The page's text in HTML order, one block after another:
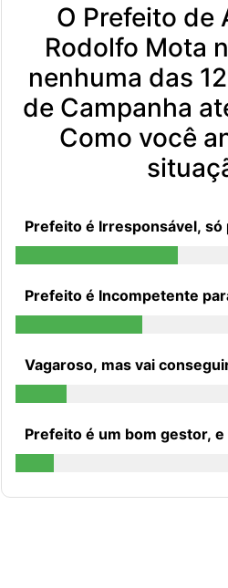
O Prefeito de
Rodolfo Mota
nenhuma das
de Campanha
Como você
Prefeito é Irresponsável, só
Prefeito é Incompetente
Vagaroso, mas vai
Prefeito é um bom gestor,